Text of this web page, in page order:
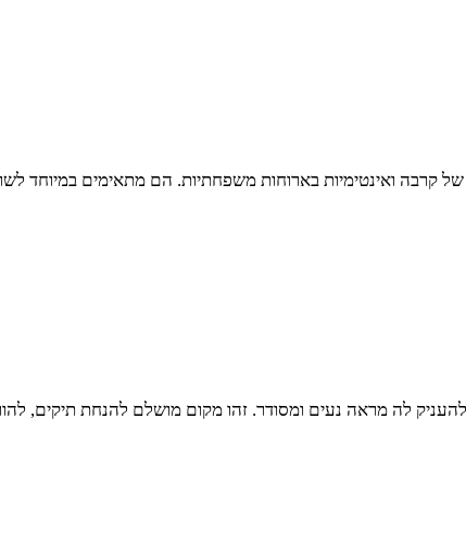
קרבה ואינטימיות בארוחות משפחתיות. הם מתאימים במיוחד
לה מראה נעים ומסודר. זהו מקום מושלם להנחת תיקים,